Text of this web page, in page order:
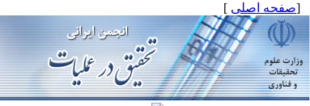
[صفحه اصلی ]